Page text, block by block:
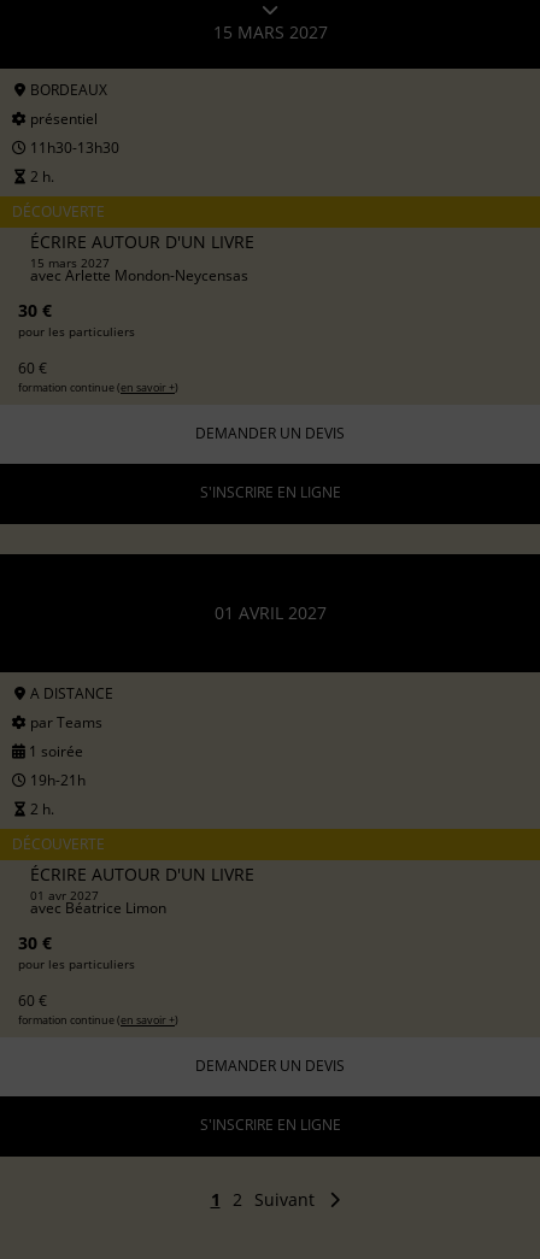
15 MARS 2027
BORDEAUX
présentiel
11h30-13h30
2 h.
DÉCOUVERTE
ÉCRIRE AUTOUR D'UN LIVRE
15 mars 2027
avec Arlette Mondon-Neycensas
30 €
pour les particuliers
60 €
formation continue (en savoir +)
DEMANDER UN DEVIS
S'INSCRIRE EN LIGNE
01 AVRIL 2027
A DISTANCE
par Teams
1 soirée
19h-21h
2 h.
DÉCOUVERTE
ÉCRIRE AUTOUR D'UN LIVRE
01 avr 2027
avec Béatrice Limon
30 €
pour les particuliers
60 €
formation continue (en savoir +)
DEMANDER UN DEVIS
S'INSCRIRE EN LIGNE
1 2 Suivant